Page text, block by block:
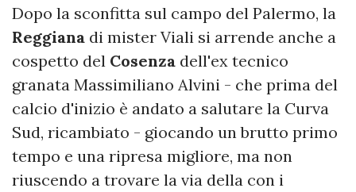
Dopo la sconfitta sul campo del Palermo, la
Reggiana di mister Viali si arrende anche a
cospetto del Cosenza dell'ex tecnico
granata Massimiliano Alvini - che prima del
calcio d'inizio è andato a salutare la Curva
Sud, ricambiato - giocando un brutto primo
tempo e una ripresa migliore, ma non
riuscendo a trovare la via della con i